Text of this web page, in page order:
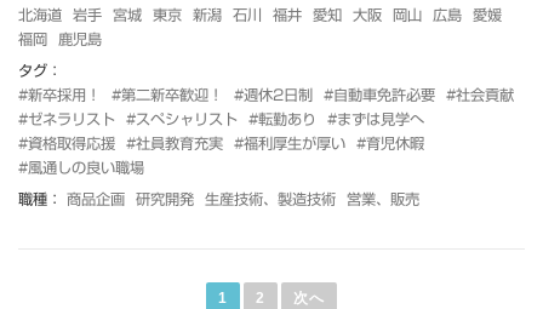
北海道
岩手 宮城 東京 新潟 石川 福井 愛知 大阪 岡山 広島
愛媛
福岡
鹿児島
タグ：
#新卒採用！
#第二新卒歓迎！ #週休2日制 #自動車免許必要
#社会貢献
#ゼネラリスト
#スペシャリスト #転勤あり
#まずは見学へ
#資格取得応援
#社員教育充実 #福利厚生が厚い
#育児休暇
#風通しの良い職場
職種： 商品企画 研究開発 生産技術、製造技術 営業、販売
1 2 次へ